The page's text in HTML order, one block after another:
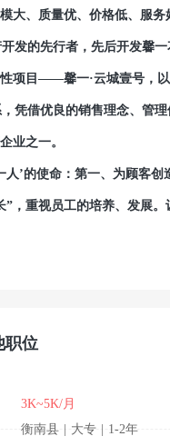
大、质量优、价格低、服务
发的先行者，先后开发馨
项目——馨一·云城壹号，
凭借优良的销售理念、管
业之一。
’的使命：第一、为顾客
，重视员工的培养、发展
职位
3K~5K/月
衡南县
大专 1-2年